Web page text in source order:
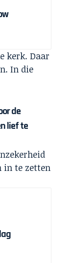
kerk. Daar
In die
de
lief te
in te zetten